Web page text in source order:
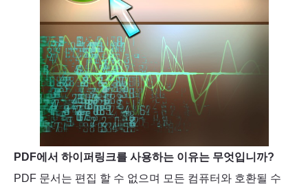
PDF에서 하이퍼링크를 사용하는 이유는 무엇입니까?
PDF 문서는 편집 할 수 없으며 모든 컴퓨터와 호환될 수